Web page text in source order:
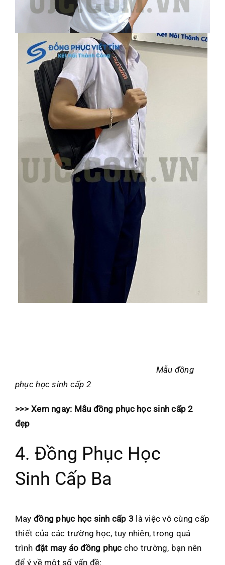
Mẫu đồng
phục học sinh cấp 2
>>> Xem ngay: Mẫu đồng phục học sinh cấp 2
đẹp
4. Đồng Phục Học
Sinh Cấp Ba
Mayđồng phục học sinh cấp 3 là việc vô cùng cấp
thiết của các trường học, tuy nhiên, trong quá
trình đặt may áo đồng phục cho trường, bạn nên
để ý về một số vấn đề: